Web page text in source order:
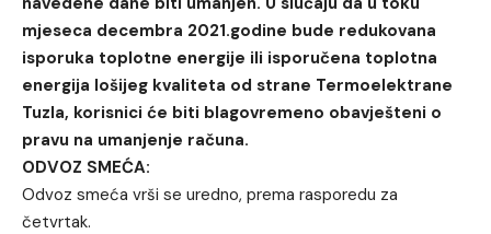
mjeseca decembra 2021.godine bude redukovana
isporuka toplotne energije ili isporučena toplotna
energija lošijeg kvaliteta od strane Termoelektrane
Tuzla, korisnici će biti blagovremeno obavješteni o
pravu na umanjenje računa.
ODVOZ SMEĆA:
Odvoz smeća vrši se uredno, prema rasporedu za
četvrtak.